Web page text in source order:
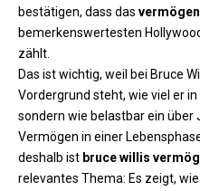
bestätigen, dass das
bemerkenswertesten
zählt.
Das ist wichtig, weil bei Bruce
Vordergrund steht, wie viel er
sondern wie belastbar ein
Vermögen in einer
deshalb ist bruce willis
relevantes Thema: Es zeigt,